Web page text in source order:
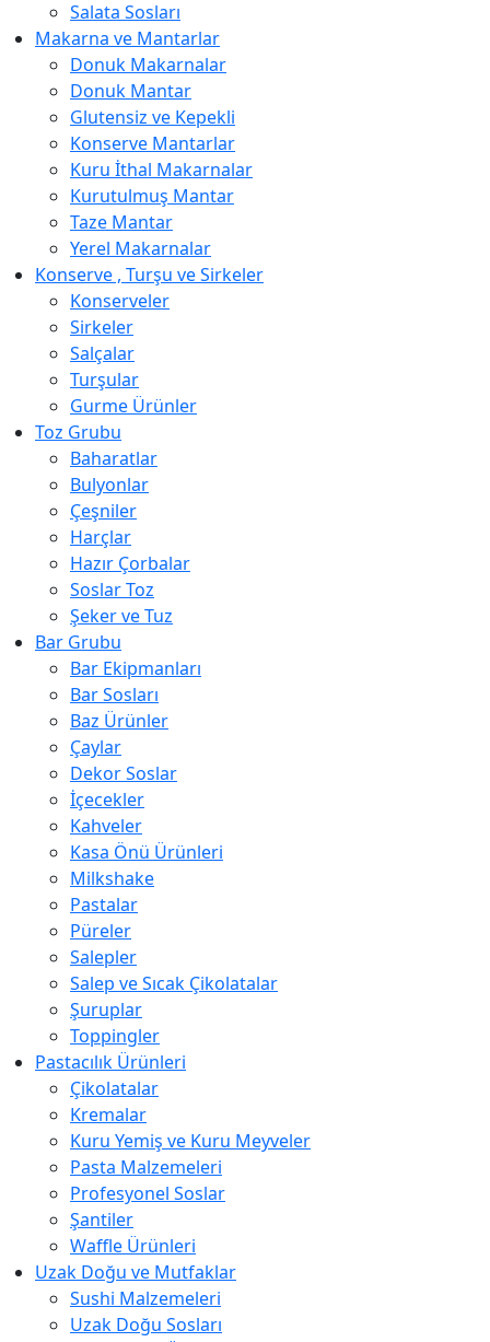
Salata Sosları
Makarna ve Mantarlar
Donuk Makarnalar
Donuk Mantar
Glutensiz ve Kepekli
Konserve Mantarlar
Kuru İthal Makarnalar
Kurutulmuş Mantar
Taze Mantar
Yerel Makarnalar
Konserve , Turşu ve Sirkeler
Konserveler
Sirkeler
Salçalar
Turşular
Gurme Ürünler
Toz Grubu
Baharatlar
Bulyonlar
Çeşniler
Harçlar
Hazır Çorbalar
Soslar Toz
Şeker ve Tuz
Bar Grubu
Bar Ekipmanları
Bar Sosları
Baz Ürünler
Çaylar
Dekor Soslar
İçecekler
Kahveler
Kasa Önü Ürünleri
Milkshake
Pastalar
Püreler
Salepler
Salep ve Sıcak Çikolatalar
Şuruplar
Toppingler
Pastacılık Ürünleri
Çikolatalar
Kremalar
Kuru Yemiş ve Kuru Meyveler
Pasta Malzemeleri
Profesyonel Soslar
Şantiler
Waffle Ürünleri
Uzak Doğu ve Mutfaklar
Sushi Malzemeleri
Uzak Doğu Sosları